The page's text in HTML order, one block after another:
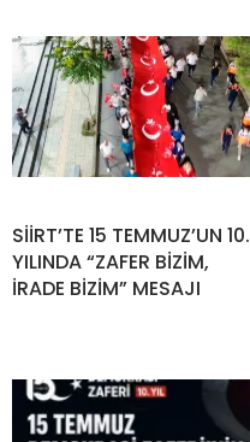
SİİRT’TE 15 TEMMUZ’UN 10.
YILINDA “ZAFER BİZİM,
İRADE BİZİM” MESAJI